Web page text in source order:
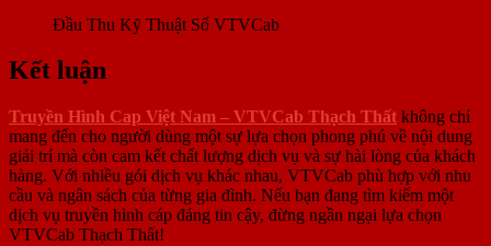
Đầu Thu Kỹ Thuật Số VTVCab
Kết luận
Truyền Hình Cap Việt Nam – VTVCab Thạch Thất không chỉ
mang đến cho người dùng một sự lựa chọn phong phú về nội dung
giải trí mà còn cam kết chất lượng dịch vụ và sự hài lòng của khách
hàng. Với nhiều gói dịch vụ khác nhau, VTVCab phù hợp với nhu
cầu và ngân sách của từng gia đình. Nếu bạn đang tìm kiếm một
dịch vụ truyền hình cáp đáng tin cậy, đừng ngần ngại lựa chọn
VTVCab Thạch Thất!